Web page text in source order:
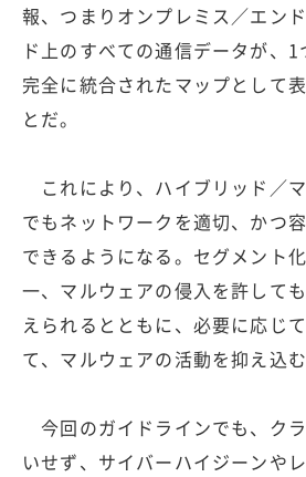
報、つまりオンプレミス／エン
ド上のすべての通信データが、
完全に統合されたマップとして
とだ。
これにより、ハイブリッド／
でもネットワークを適切、かつ
できるようになる。セグメント
一、マルウェアの侵入を許して
えられるとともに、必要に応じ
て、マルウェアの活動を抑え込
今回のガイドラインでも、ク
いせず、サイバーハイジーンや